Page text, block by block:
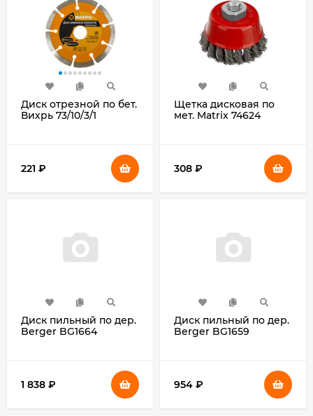
Диск отрезной по бет.
Вихрь 73/10/3/1
221 ₽
Щетка дисковая по
мет. Matrix 74624
(упак.:1шт)
308 ₽
Диск пильный по дер.
Berger BG1664
1 838 ₽
Диск пильный по дер.
Berger BG1659
954 ₽